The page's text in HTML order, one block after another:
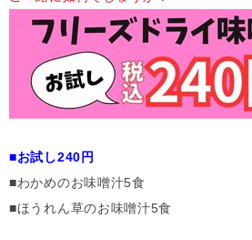
■お試し240円
■わかめのお味噌汁5食
■ほうれん草のお味噌汁5食